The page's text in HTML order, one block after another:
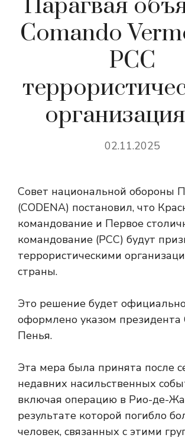
Парагвая
Comando
PCC
02.11.2025
Совет национальной обороны
(CODENA) постановил, что
командование и Первое
командование (PCC) будут
террористическими
страны.
Это решение будет
оформлено указом президента
Пенья.
Эта мера была принята после
недавних насильственных
включая операцию в Рио-де-
результате которой погибло
человек, связанных с этими